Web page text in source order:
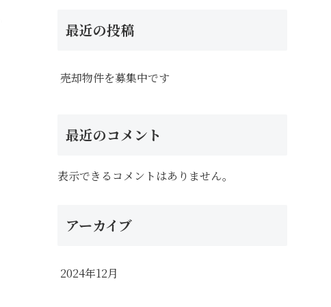
最近の投稿
売却物件を募集中です
最近のコメント
表示できるコメントはありません。
アーカイブ
2024年12月